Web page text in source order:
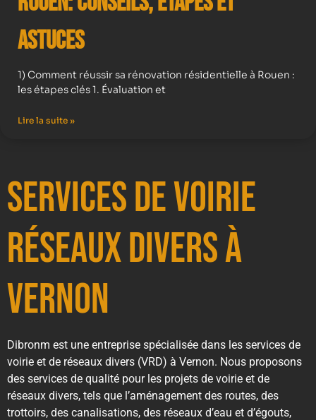
Astuces
1) Comment réussir sa rénovation résidentielle à Rouen :
les étapes clés 1. Évaluation et
Lire la suite »
Services de Voirie
Réseaux Divers à
Vernon
Dibronm est une entreprise spécialisée dans les services de
voirie et de réseaux divers (VRD) à Vernon. Nous proposons
des services de qualité pour les projets de voirie et de
réseaux divers, tels que l’aménagement des routes, des
trottoirs, des canalisations, des réseaux d’eau et d’égouts,